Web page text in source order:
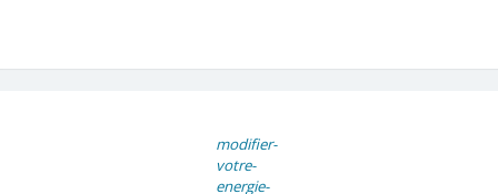
modifier-
votre-
energie-